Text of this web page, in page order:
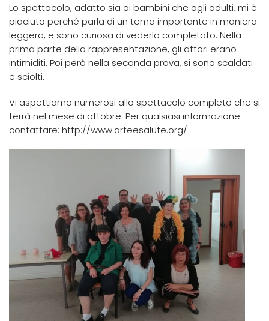
Lo spettacolo, adatto sia ai bambini che agli adulti, mi è
piaciuto perché parla di un tema importante in maniera
leggera, e sono curiosa di vederlo completato. Nella
prima parte della rappresentazione, gli attori erano
intimiditi. Poi però nella seconda prova, si sono scaldati
e sciolti.
Vi aspettiamo numerosi allo spettacolo completo che si
terrà nel mese di ottobre. Per qualsiasi informazione
contattare: http://www.arteesalute.org/